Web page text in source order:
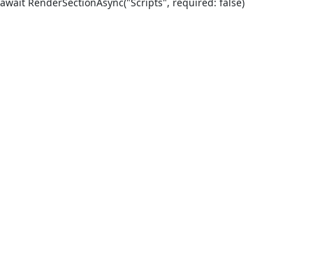
await RenderSectionAsync("Scripts", required: false)